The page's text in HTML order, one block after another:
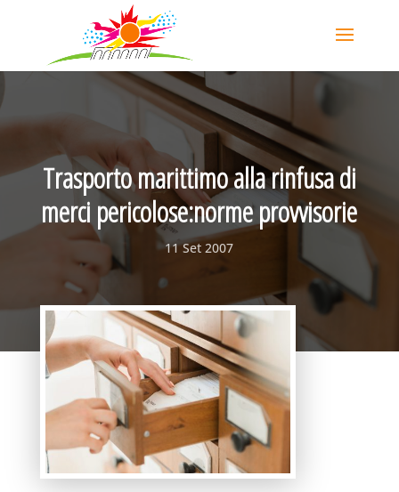
Trasporto marittimo alla rinfusa di
merci pericolose:norme provvisorie
11 Set 2007